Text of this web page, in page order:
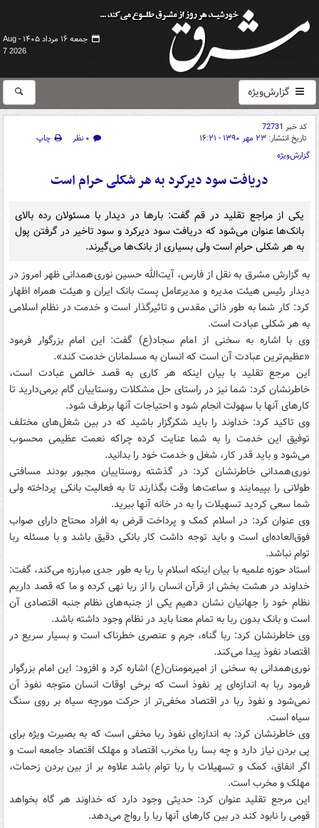
جمعه ۱۶ مرداد ۱۴۰۵ -
Aug
7 2026
گزارش‌ویژه
کد خبر 72731
تاریخ انتشار: ۲۳ مهر ۱۳۹۰ - ۱۶:۲۱ ۰ نظر
چاپ
گزارش‌ویژه
دریافت سود دیرکرد به هر شکلی حرام است
یکی از مراجع تقلید در قم گفت: بارها در دیدار با مسئولان رده بالای
بانک‌ها عنوان می‌شود که دریافت سود دیرکرد و سود تاخیر در گرفتن پول
به هر شکلی حرام است ولی بسیاری از بانک‌ها می‌گیرند.
به گزارش مشرق به نقل از فارس، آیت‌الله حسین نوری‌‌همدانی ظهر امروز در
دیدار رئیس هیئت مدیره و مدیرعامل پست بانک ایران و هیئت همراه اظهار
کرد: کار شما به طور ذاتی مقدس و تاثیرگذار است و خدمت در نظام اسلامی
به هر شکلی عبادت است.
وی با اشاره به سخنی از امام سجاد(ع) گفت: این امام بزرگوار فرمود
«عظیم‌ترین عبادت آن است که انسان به مسلمانان خدمت کند».
این مرجع تقلید با بیان اینکه هر کاری به قصد خالص عبادت است،
خاطرنشان کرد: شما نیز در راستای حل مشکلات روستاییان گام برمی‌دارید تا
کارهای آنها با سهولت انجام شود و احتیاجات آنها برطرف شود.
وی تاکید کرد: خداوند را باید شکرگزار باشید که در بین شغل‌های مختلف
توفیق این خدمت را به شما عنایت کرده چراکه نعمت عظیمی محسوب
می‌شود و باید قدر کار، شغل و خدمت خود را بدانید.
نوری‌همدانی خاطرنشان کرد: در گذشته روستاییان مجبور بودند مسافتی
طولانی را بپیمایند و ساعت‌ها وقت بگذارند تا به فعالیت بانکی پرداخته ولی
شما سعی کردید تسهیلات را به در خانه آنها ببرید.
وی عنوان کرد: در اسلام کمک و پرداخت قرض به افراد محتاج دارای صواب
فوق‌العاده‌ای است و باید توجه داشت کار بانکی دقیق باشد و با مسئله ربا
توام نباشد.
استاد حوزه علمیه با بیان اینکه اسلام با ربا به طور جدی مبارزه می‌کند، گفت:
خداوند در هشت بخش از قرآن انسان را از ربا نهی کرده و ما که قصد داریم
نظام خود را جهانیان نشان دهیم یکی از جنبه‌های نظام جنبه اقتصادی آن
است و بانک بدون ربا به تمام معنا باید در نظام وجود داشته باشد.
وی خاطرنشان کرد: ربا گناه، جرم و عنصری خطرناک است و بسیار سریع در
اقتصاد نفوذ پیدا می‌کند.
نوری‌‌همدانی به سخنی از امیرمومنان(ع) اشاره کرد و افزود: این امام بزرگوار
فرمود ربا به اندازه‌ای پر نفوذ است که برخی اوقات انسان متوجه نفوذ آن
نمی‌شود و نفوذ ربا در اقتصاد مخفی‌تر از حرکت مورچه سیاه بر روی سنگ
سیاه است.
وی خاطرنشان کرد: به اندازه‌ای نفوذ ربا مخفی است که به بصیرت ویژه برای
پی بردن نیاز دارد و چه بسا ربا مخرب اقتصاد و مهلک اقتصاد جامعه است و
اگر انفاق، کمک و تسهیلات با ربا توام باشد علاوه بر از بین بردن زحمات،
مهلک و مخرب است.
این مرجع تقلید عنوان کرد: حدیثی وجود دارد که خداوند هر گاه بخواهد
قومی را نابود کند در بین کارهای آنها ربا را رواج می‌دهد.